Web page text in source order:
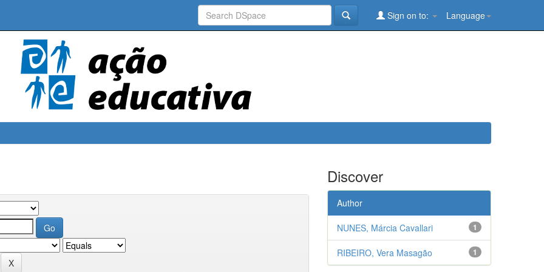
Language
Sign on to:
Discover
Author
1
NUNES, Márcia Cavallari
1
RIBEIRO, Vera Masagão